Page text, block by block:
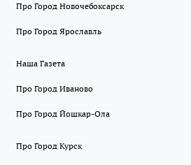
Про Город Новочебоксарск
Про Город Ярославль
Наша Газета
Про Город Иваново
Про Город Йошкар-Ола
Про Город Курск